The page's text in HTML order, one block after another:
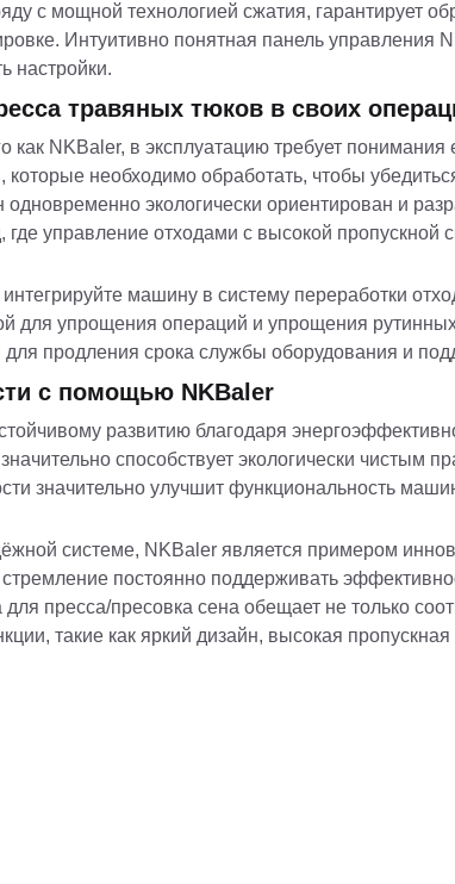
с мощной технологией сжатия, гарантирует
Интуитивно понятная панель
настройки.
травяных тюков в своих
как NKBaler, в эксплуатацию требует
необходимо обработать, чтобы
экологически ориентирован и
управление отходами с высокой пропускной
машину в систему переработки
для упрощения операций и упрощения
продления срока службы оборудования и
с помощью NKBaler
развитию благодаря
способствует экологически чистым
значительно улучшит функциональность
системе, NKBaler является примером
постоянно поддерживать
пресса/пресовка сена обещает не только
такие как яркий дизайн, высокая